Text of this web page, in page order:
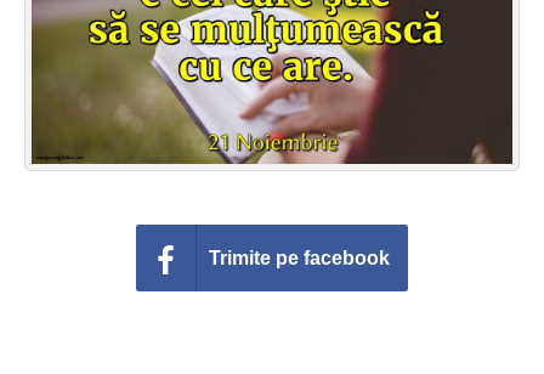
Felicitari muzicale personalizate
Felicitari animate
Invitatii personalizate
Trimite pe facebook